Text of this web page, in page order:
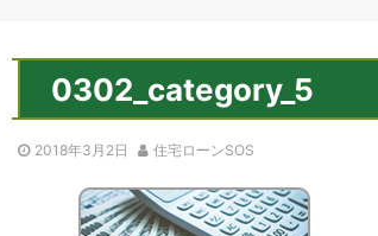
0302_category_5
2018年3月2日 住宅ローンSOS